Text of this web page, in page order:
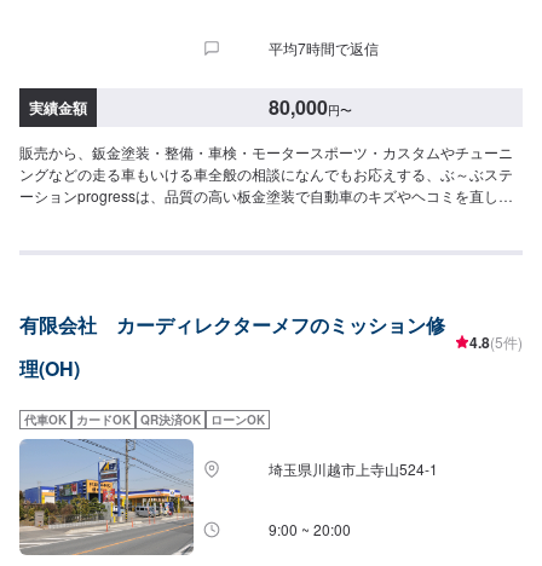
平均7時間で返信
実績金額 80,000円〜
販売から、鈑金塗装・整備・車検・モータースポーツ・カスタムやチューニ
ングなどの走る車もいける車全般の相談になんでもお応えする、ぶ～ぶステ
ーションprogressは、品質の高い板金塗装で自動車のキズやヘコミを直しま
ので、お気軽にお問い合わせください。ブレーキパッドの交換や車内のクリ
ドバイスを心掛けております。このサービスにつきましてはMT車のみの対応
とさせていただきます。--------------------------------------------------【1】オファー
にてお問い合わせ【2】お見積り【3】お見積りにご納得いただければ作業開
車となります。納期は前後する場合がございます。予め、ご了承ください。--
---代車について-----無料の代車をご用意しています。お車の作業中は代車をご
利用ください。※代車の燃料代はお客様にご負担いただいております。-----ご
来店時の注意、受付方法-----当工場は太田桐生インターチェンジから５分入庫
の際はお気をつけてお越しください。駐車スペースは工場前の空いているス
ペースに駐車してください。受付はスタッフへ「メンテモで予約しました」
とお伝えください。ご案内いたします。【定休日・営業時間】定休日：日曜
有限会社 カーディレクターメフのミッション修
理(OH)
4.8(5件)
代車OK カードOK QR決済OK ローンOK
埼玉県川越市上寺山524-1
9:00 ~ 20:00